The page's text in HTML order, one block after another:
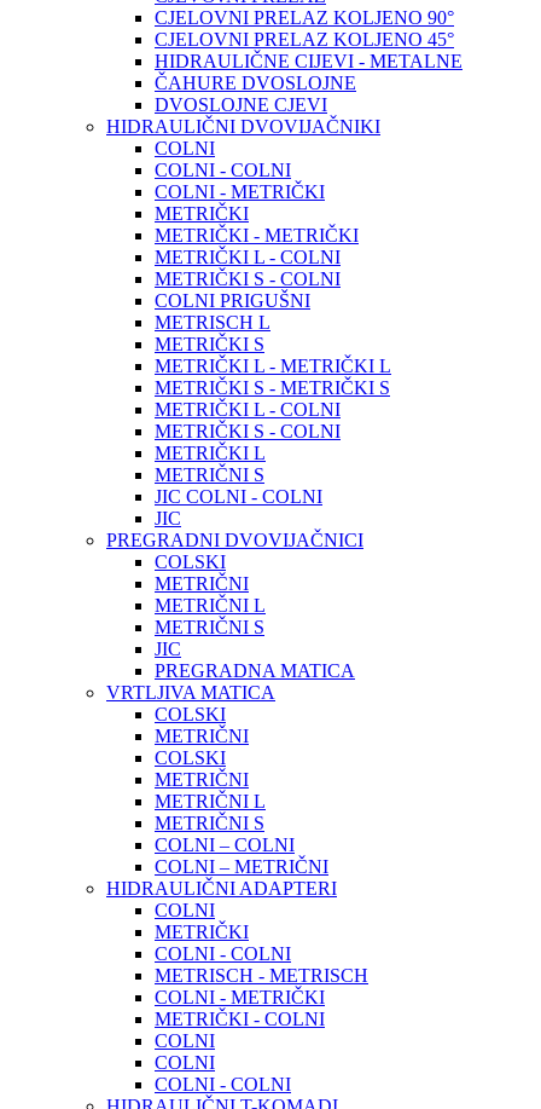
CJELOVNI PRELAZ KOLJENO 90°
CJELOVNI PRELAZ KOLJENO 45°
HIDRAULIČNE CIJEVI - METALNE
ČAHURE DVOSLOJNE
DVOSLOJNE CJEVI
HIDRAULIČNI DVOVIJAČNIKI
COLNI
COLNI - COLNI
COLNI - METRIČKI
METRIČKI
METRIČKI - METRIČKI
METRIČKI L - COLNI
METRIČKI S - COLNI
COLNI PRIGUŠNI
METRISCH L
METRIČKI S
METRIČKI L - METRIČKI L
METRIČKI S - METRIČKI S
METRIČKI L - COLNI
METRIČKI S - COLNI
METRIČKI L
METRIČNI S
JIC COLNI - COLNI
JIC
PREGRADNI DVOVIJAČNICI
COLSKI
METRIČNI
METRIČNI L
METRIČNI S
JIC
PREGRADNA MATICA
VRTLJIVA MATICA
COLSKI
METRIČNI
COLSKI
METRIČNI
METRIČNI L
METRIČNI S
COLNI – COLNI
COLNI – METRIČNI
HIDRAULIČNI ADAPTERI
COLNI
METRIČKI
COLNI - COLNI
METRISCH - METRISCH
COLNI - METRIČKI
METRIČKI - COLNI
COLNI
COLNI
COLNI - COLNI